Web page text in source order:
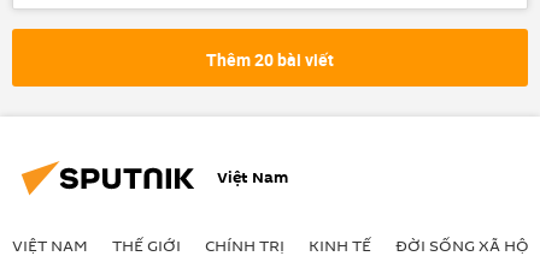
Israel
Palestine
Thế giới
Thêm 20 bài viết
Việt Nam
VIỆT NAM THẾ GIỚI CHÍNH TRỊ KINH TẾ ĐỜI SỐNG XÃ HỘI